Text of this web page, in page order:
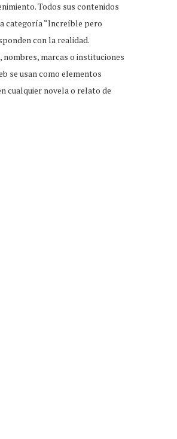
Todos sus contenidos
categoría “Increíble pero
con la realidad.
marcas o instituciones
se usan como elementos
cualquier novela o relato de